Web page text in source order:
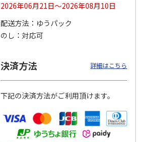
【グリーティング切
円…
4.8（11）
5,500円
4.6（7）
11,000円
2026年06月21日～2026年08月10日
配送方法
ゆうパック
のし
対応可
決済方法 詳細はこちら
下記の決済方法がご利用頂けます。